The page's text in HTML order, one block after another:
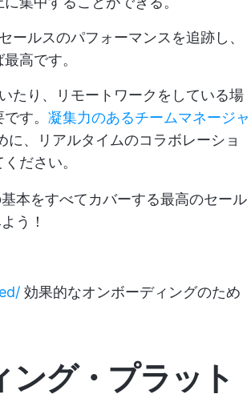
ールスのパフォーマンスを追跡し、
高です。
たり、リモートワークをしている場
す。 凝集力のあるチームマネージャ
、リアルタイムのコラボレーショ
ださい。
本をすべてカバーする最高のセール
う！
効果的なオンボーディングのため
グ・プラット